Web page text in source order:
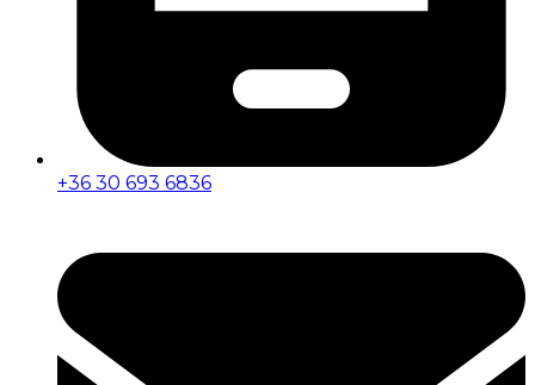
+36 30 693 6836